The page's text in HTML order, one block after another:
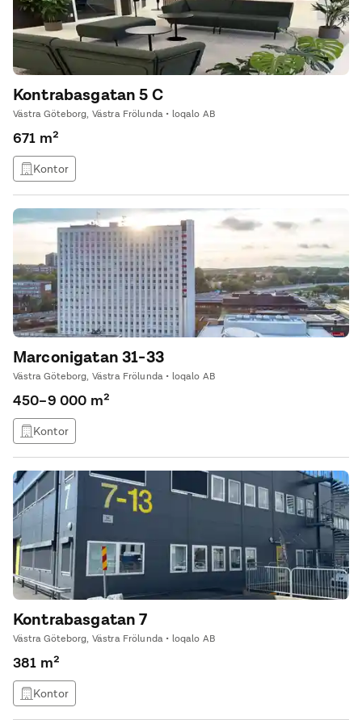
Kontrabasgatan 5 C
Västra Göteborg, Västra Frölunda • loqalo AB
671 m²
Kontor
Marconigatan 31-33
Västra Göteborg, Västra Frölunda • loqalo AB
450–9 000 m²
Kontor
Kontrabasgatan 7
Västra Göteborg, Västra Frölunda • loqalo AB
381 m²
Kontor